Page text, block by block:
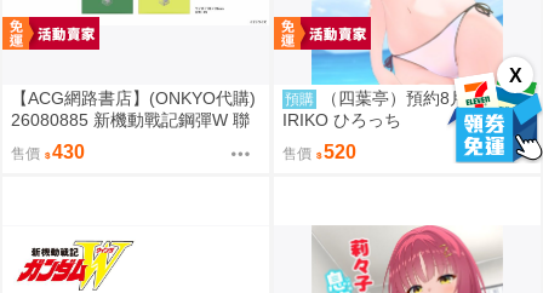
X
【ACG網路書店】(ONKYO代購)
26080885 新機動戰記鋼彈W 聯
名耳機 收納包
售價 430
預購
（四葉亭）預約8月 C108 R
IRIKO ひろっち
售價 520